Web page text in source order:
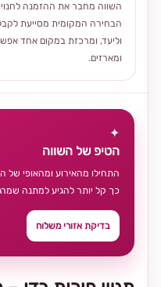
השווה מחבר את ההזמנה
הבחירה המקומית מסייעת
וליעד, ומרכזת במקום אחד
ומארזים.
✦
הטיפ של השווה
התחילו מהאירוע ומהאופי
כך קל יותר להגיע למתנה
בדיקת אזורי משלוח